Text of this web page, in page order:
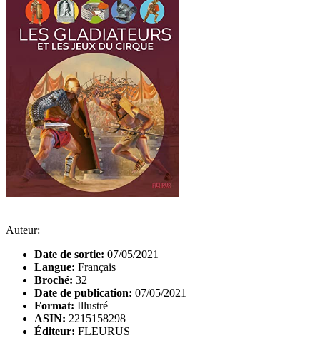
Auteur:
Date de sortie: 07/05/2021
Langue: Français
Broché: 32
Date de publication: 07/05/2021
Format: Illustré
ASIN: 2215158298
Éditeur: FLEURUS